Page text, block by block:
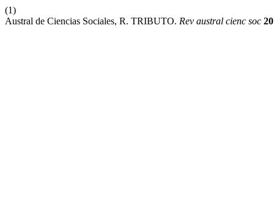
(1)
Austral de Ciencias Sociales, R. TRIBUTO. Rev austral cienc soc